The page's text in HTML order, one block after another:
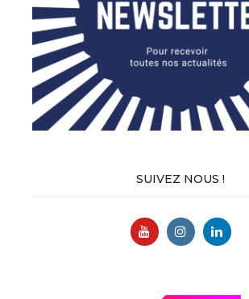
SUIVEZ NOUS !